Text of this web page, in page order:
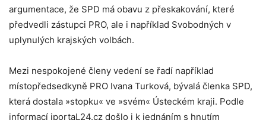
argumentace, že SPD má obavu z přeskakování, které
předvedli zástupci PRO, ale i například Svobodných v
uplynulých krajských volbách.
Mezi nespokojené členy vedení se řadí například
místopředsedkyně PRO Ivana Turková, bývalá členka SPD,
která dostala »stopku« ve »svém« Ústeckém kraji. Podle
informací iportaL24.cz došlo i k jednáním s hnutím